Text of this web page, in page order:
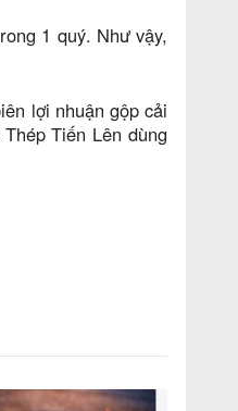
1 quý. Như vậy,
lợi nhuận gộp cải
Tiến Lên dùng